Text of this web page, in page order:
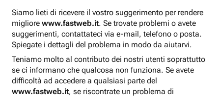
Siamo lieti di ricevere il vostro suggerimento per rendere
migliore www.fastweb.it. Se trovate problemi o avete
suggerimenti, contattateci via e-mail, telefono o posta.
Spiegate i dettagli del problema in modo da aiutarvi.
Teniamo molto al contributo dei nostri utenti soprattutto
se ci informano che qualcosa non funziona. Se avete
difficoltà ad accedere a qualsiasi parte del
www.fastweb.it, se riscontrate un problema di